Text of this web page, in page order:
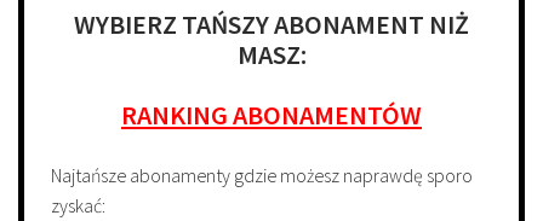
WYBIERZ TAŃSZY ABONAMENT NIŻ
MASZ:
RANKING ABONAMENTÓW
Najtańsze abonamenty gdzie możesz naprawdę sporo
zyskać: